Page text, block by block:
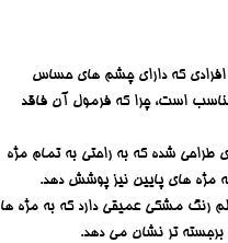
که دارای چشم‌ های حساس
است، چرا که فرمول آن فاقد
شده که به راحتی به تمام مژه‌
مژه‌ های پایین نیز پوشش دهد.
مشکی عمیقی دارد که به مژه‌ ها
تر نشان می‌ دهد.